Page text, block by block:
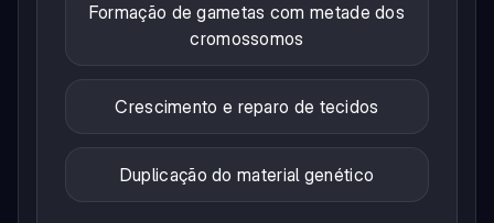
Formação de gametas com metade dos
cromossomos
Crescimento e reparo de tecidos
Duplicação do material genético